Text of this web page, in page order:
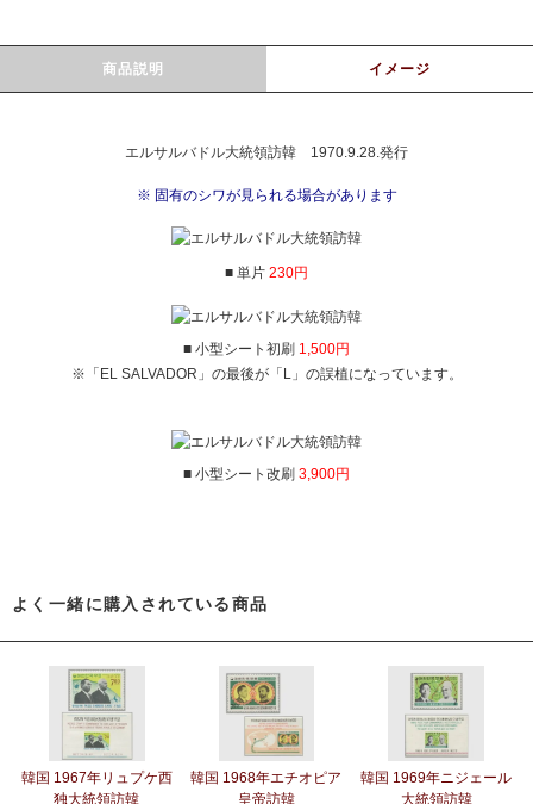
商品説明 イメージ
エルサルバドル大統領訪韓 1970.9.28.発行
※ 固有のシワが見られる場合があります
■ 単片 230円
■ 小型シート初刷 1,500円
※「EL SALVADOR」の最後が「L」の誤植になっています。
■ 小型シート改刷 3,900円
よく一緒に購入されている商品
韓国 1967年リュプケ西
独大統領訪韓
韓国 1968年エチオピア
皇帝訪韓
韓国 1969年ニジェール
大統領訪韓